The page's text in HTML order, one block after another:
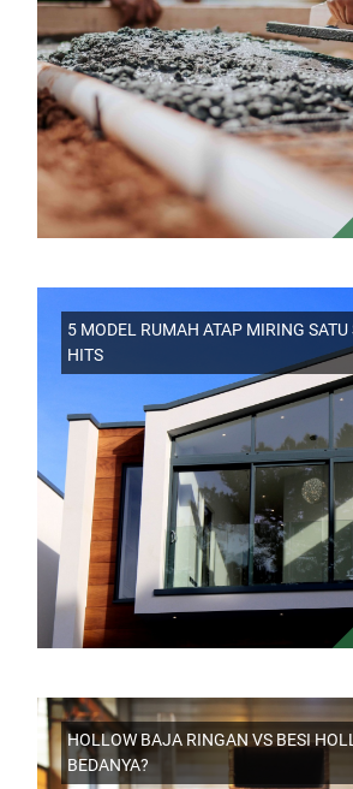
5 MODEL RUMAH ATAP MIRING SATU
HITS
HOLLOW BAJA RINGAN VS BESI
BEDANYA?